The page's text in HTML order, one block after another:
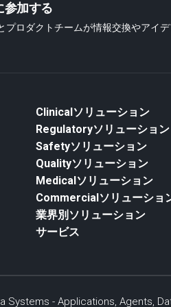
参加する
プロダクトチームが情報交換やアイ
Clinicalソリューション
Regulatoryソリューション
Safetyソリューション
Qualityソリューション
Medicalソリューション
Commercialソリューショ
業界別ソリューション
サービス
Systems - Applications, Agents,